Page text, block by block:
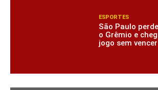
ESPORTES
São Paulo
o Grêmio e
jogo sem